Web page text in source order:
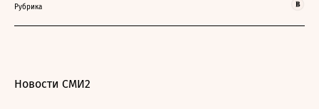
Рубрика
Новости СМИ2